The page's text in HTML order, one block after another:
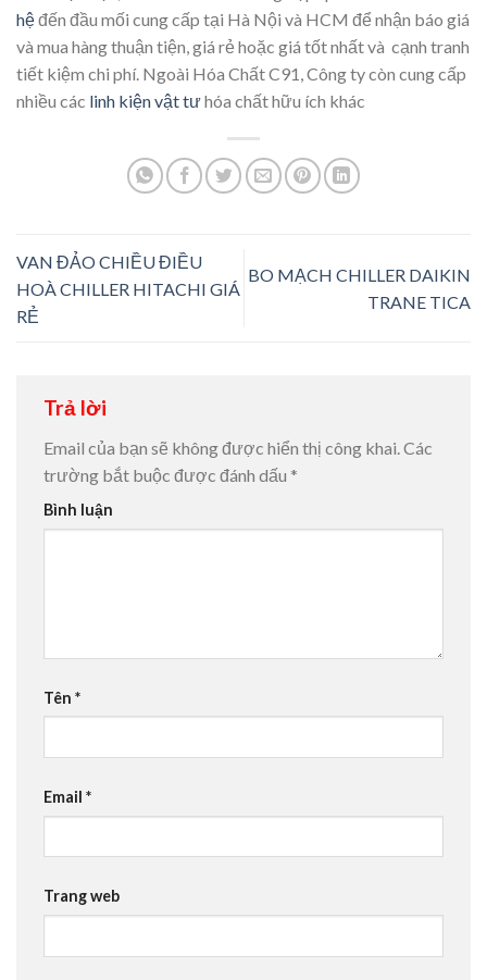
hệđến đầu mối cung cấp tại Hà Nội và HCM để nhận báo giá
và mua hàng thuận tiện, giá rẻ hoặc giá tốt nhất và cạnh tranh
tiết kiệm chi phí. Ngoài Hóa Chất C91, Công ty còn cung cấp
nhiều các linh kiện vật tưhóa chất hữu ích khác
VAN ĐẢO CHIỀU ĐIỀU
HOÀ CHILLER HITACHI GIÁ
RẺ
BO MẠCH CHILLER DAIKIN
TRANE TICA
Trả lời
Email của bạn sẽ không được hiển thị công khai.Các
trường bắt buộc được đánh dấu *
Bình luận
Tên *
Email *
Trang web